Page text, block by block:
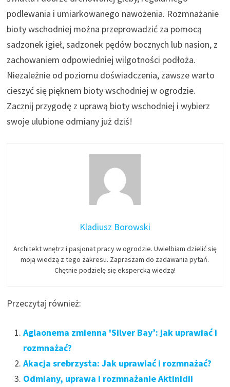
podlewania i umiarkowanego nawożenia. Rozmnażanie
bioty wschodniej można przeprowadzić za pomocą
sadzonek igieł, sadzonek pędów bocznych lub nasion, z
zachowaniem odpowiedniej wilgotności podłoża.
Niezależnie od poziomu doświadczenia, zawsze warto
cieszyć się pięknem bioty wschodniej w ogrodzie.
Zacznij przygodę z uprawą bioty wschodniej i wybierz
swoje ulubione odmiany już dziś!
Kladiusz Borowski
Architekt wnętrz i pasjonat pracy w ogrodzie. Uwielbiam dzielić się
moją wiedzą z tego zakresu. Zapraszam do zadawania pytań.
Chętnie podzielę się ekspercką wiedzą!
Przeczytaj również:
Aglaonema zmienna 'Silver Bay’: jak uprawiać i
rozmnażać?
Akacja srebrzysta: Jak uprawiać i rozmnażać?
Odmiany, uprawa i rozmnażanie Aktinidii